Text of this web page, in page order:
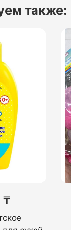
также:
₸